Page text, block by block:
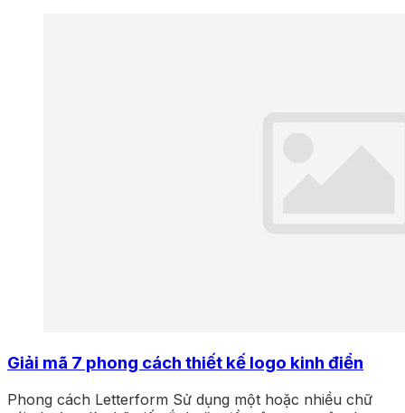
Giải mã 7 phong cách thiết kế logo kinh điển
Phong cách Letterform Sử dụng một hoặc nhiều chữ